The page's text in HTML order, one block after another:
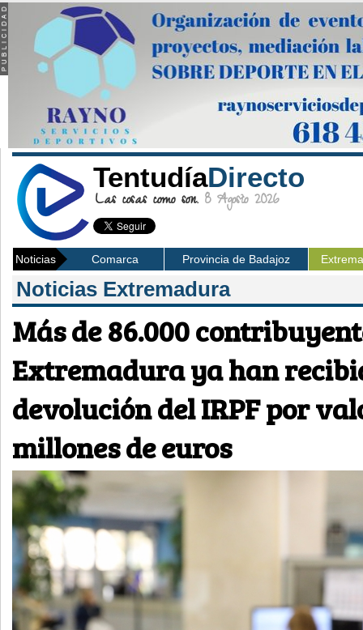
TentudíaDirecto
Las cosas como son. 8 Agosto 2026
Noticias Comarca Provincia de Badajoz
Noticias Extremadura
Más de 86.000
Extremadura ya han
devolución del IRPF por
millones de euros